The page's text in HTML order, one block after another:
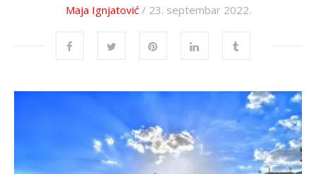
Maja Ignjatović/ 23. septembar 2022.